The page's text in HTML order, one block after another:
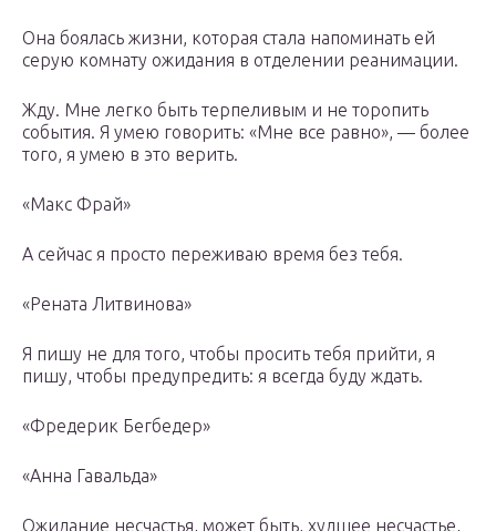
Она боялась жизни, которая стала напоминать ей
серую комнату ожидания в отделении реанимации.
Жду. Мне легко быть терпеливым и не торопить
события. Я умею говорить: «Мне все равно», — более
того, я умею в это верить.
«Макс Фрай»
А сейчас я просто переживаю время без тебя.
«Рената Литвинова»
Я пишу не для того, чтобы просить тебя прийти, я
пишу, чтобы предупредить: я всегда буду ждать.
«Фредерик Бегбедер»
«Анна Гавальда»
Ожидание несчастья, может быть, худшее несчастье,